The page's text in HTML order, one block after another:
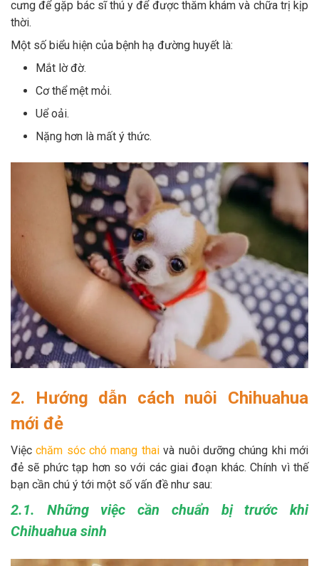
cưng để gặp bác sĩ thú y để được thăm khám và chữa trị kịp
thời.
Một số biểu hiện của bệnh hạ đường huyết là:
Mắt lờ đờ.
Cơ thể mệt mỏi.
Uể oải.
Nặng hơn là mất ý thức.
2. Hướng dẫn cách nuôi Chihuahua
mới đẻ
Việcchăm sóc chó mang thaivà nuôi dưỡng chúng khi mới
đẻ sẽ phức tạp hơn so với các giai đoạn khác. Chính vì thế
bạn cần chú ý tới một số vấn đề như sau:
2.1. Những việc cần chuẩn bị trước khi
Chihuahua sinh